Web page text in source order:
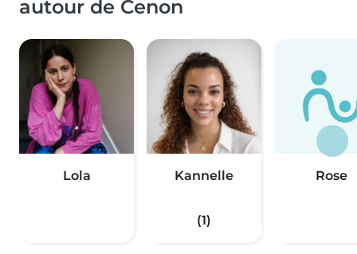
autour de Cenon
Lola Kannelle
(1)
Rose